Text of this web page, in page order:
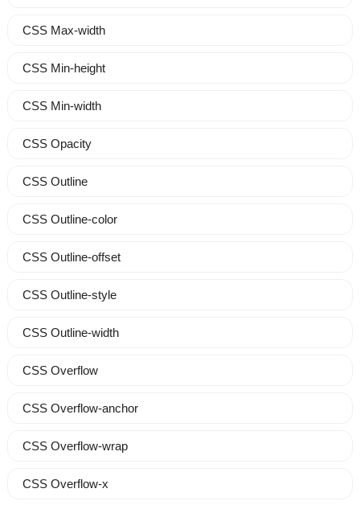
CSS Max-width
CSS Min-height
CSS Min-width
CSS Opacity
CSS Outline
CSS Outline-color
CSS Outline-offset
CSS Outline-style
CSS Outline-width
CSS Overflow
CSS Overflow-anchor
CSS Overflow-wrap
CSS Overflow-x